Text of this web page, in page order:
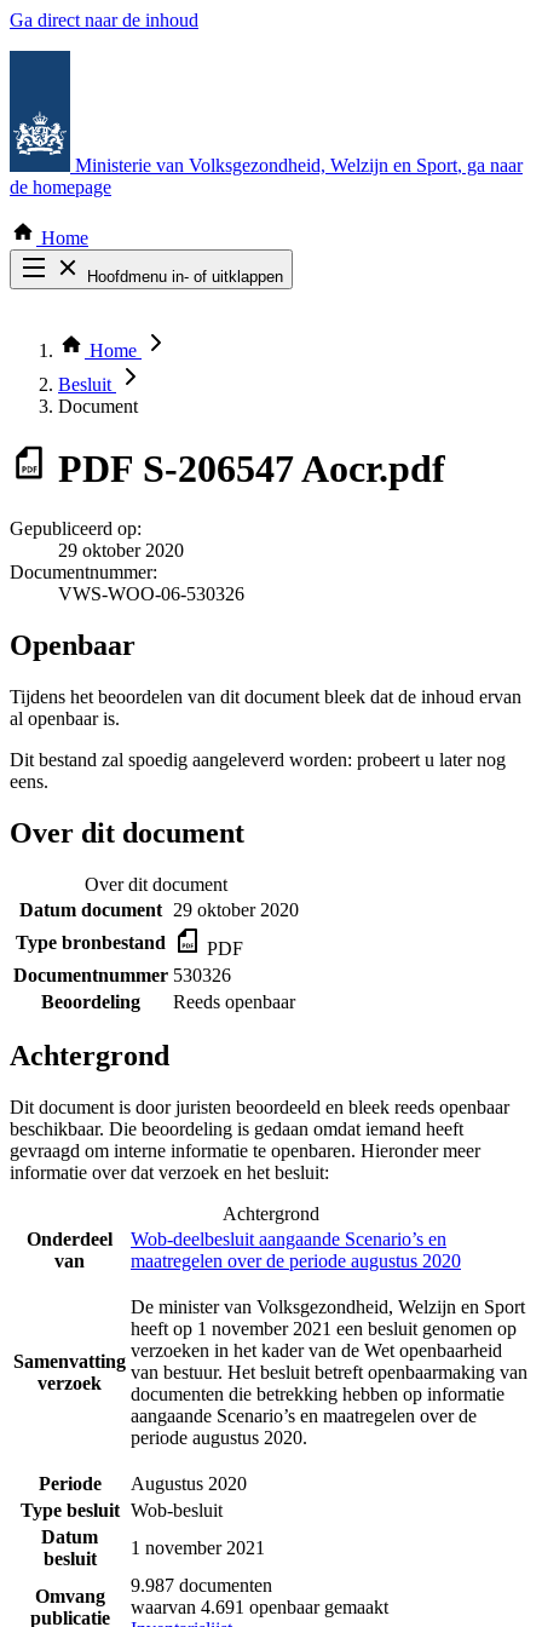
Ga direct naar de inhoud
Ministerie van Volksgezondheid, Welzijn en Sport, ga naar
de homepage
Home
Hoofdmenu in- of uitklappen
Thema COVID-19
Bekijk per bestuursorgaan
Home
Besluit
Document
PDF S-206547 Aocr.pdf
Gepubliceerd op:
29 oktober 2020
Documentnummer:
VWS-WOO-06-530326
Openbaar
Tijdens het beoordelen van dit document bleek dat de inhoud ervan
al openbaar is.
Dit bestand zal spoedig aangeleverd worden: probeert u later nog
eens.
Over dit document
Over dit document
Datum document 29 oktober 2020
Type bronbestand
PDF
Documentnummer 530326
Beoordeling
Reeds openbaar
Achtergrond
Dit document is door juristen beoordeeld en bleek reeds openbaar
beschikbaar. Die beoordeling is gedaan omdat iemand heeft
gevraagd om interne informatie te openbaren. Hieronder meer
informatie over dat verzoek en het besluit:
Achtergrond
Onderdeel
van
Wob-deelbesluit aangaande Scenario’s en
maatregelen over de periode augustus 2020
Samenvatting
verzoek
De minister van Volksgezondheid, Welzijn en Sport
heeft op 1 november 2021 een besluit genomen op
verzoeken in het kader van de Wet openbaarheid
van bestuur. Het besluit betreft openbaarmaking van
documenten die betrekking hebben op informatie
aangaande Scenario’s en maatregelen over de
periode augustus 2020.
Periode
Augustus 2020
Type besluit Wob-besluit
Datum
besluit
1 november 2021
Omvang
publicatie
9.987 documenten
waarvan 4.691 openbaar gemaakt